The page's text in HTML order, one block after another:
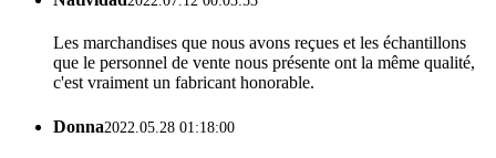
Les marchandises que nous avons reçues et les échantillons
que le personnel de vente nous présente ont la même qualité,
c'est vraiment un fabricant honorable.
Donna2022.05.28 01:18:00